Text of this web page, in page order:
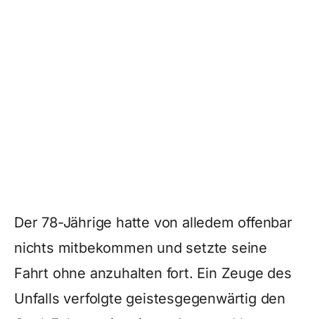
Der 78-Jährige hatte von alledem offenbar
nichts mitbekommen und setzte seine
Fahrt ohne anzuhalten fort. Ein Zeuge des
Unfalls verfolgte geistesgegenwärtig den